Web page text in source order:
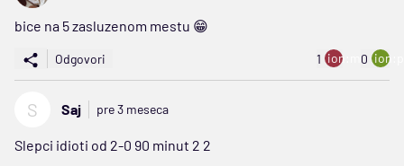
bice na 5 zasluzenom mestu 😁
Odgovori 1 ion:minus
0
S Saj pre 3 meseca
Slepci idioti od 2-0 90 minut 2 2